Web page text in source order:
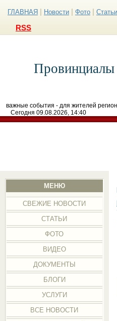
ГЛАВНАЯ Новости Фото Статьи
RSS
Провинциалы
важные события - для жителей
Сегодня 09.08.2026, 14:40
МЕНЮ
СВЕЖИЕ НОВОСТИ
СТАТЬИ
ФОТО
ВИДЕО
ДОКУМЕНТЫ
БЛОГИ
УСЛУГИ
ВСЕ НОВОСТИ